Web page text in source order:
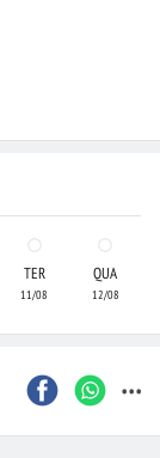
TER
11/08
QUA
12/08
...